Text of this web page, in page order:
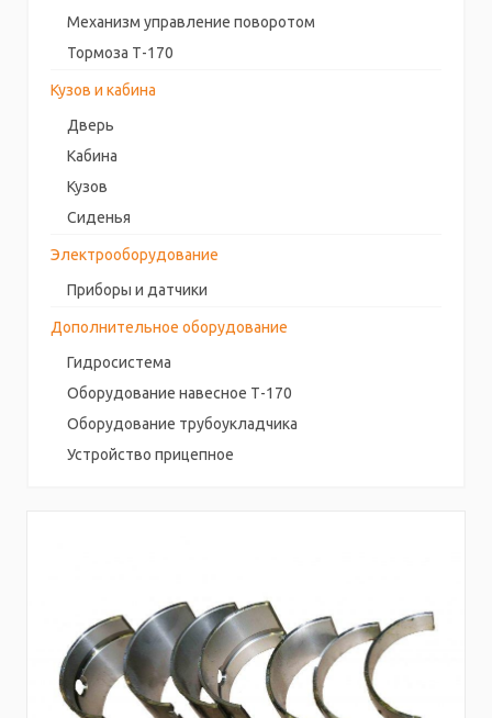
Механизм управление поворотом
Тормоза Т-170
Кузов и кабина
Дверь
Кабина
Кузов
Сиденья
Электрооборудование
Приборы и датчики
Дополнительное оборудование
Гидросистема
Оборудование навесное Т-170
Оборудование трубоукладчика
Устройство прицепное